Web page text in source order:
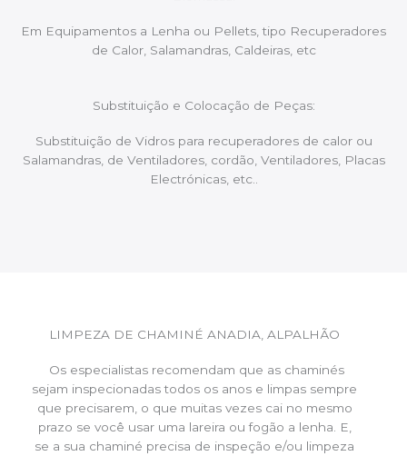
Em Equipamentos a Lenha ou Pellets, tipo Recuperadores
de Calor, Salamandras, Caldeiras, etc
Substituição e Colocação de Peças:
Substituição de Vidros para recuperadores de calor ou
Salamandras, de Ventiladores, cordão, Ventiladores, Placas
Electrónicas, etc..
LIMPEZA DE CHAMINÉ ANADIA, ALPALHÃO
Os especialistas recomendam que as chaminés
sejam inspecionadas todos os anos e limpas sempre
que precisarem, o que muitas vezes cai no mesmo
prazo se você usar uma lareira ou fogão a lenha. E,
se a sua chaminé precisa de inspeção e/ou limpeza